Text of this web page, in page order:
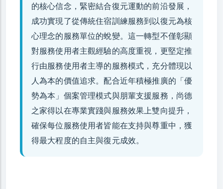
的核心信念，緊密結合復元運動的前沿發展，
成功實現了從傳統住宿訓練服務到以復元為核
心理念的服務單位的蛻變。這一轉型不僅彰顯
對服務使用者主觀經驗的高度重視，更堅定推
行由服務使用者主導的服務模式，充分體現以
人為本的價值追求。配合近年積極推廣的「優
勢為本」個案管理模式與朋輩支援服務，尚德
之家得以在專業實踐與服務效果上雙向提升，
確保每位服務使用者皆能在支持與尊重中，獲
得最大程度的自主與復元成效。